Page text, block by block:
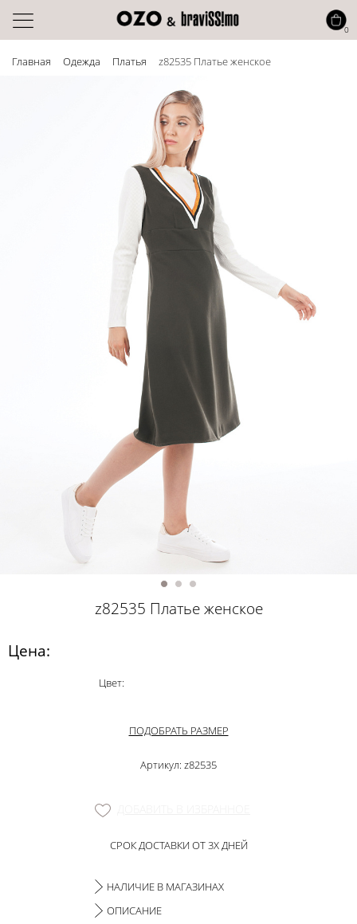
Главная Одежда Платья z82535 Платье женское
z82535 Платье женское
Цена:
Цвет:
ПОДОБРАТЬ РАЗМЕР
Артикул: z82535
СРОК ДОСТАВКИ ОТ 3Х ДНЕЙ
НАЛИЧИЕ В МАГАЗИНАХ
ОПИСАНИЕ
0